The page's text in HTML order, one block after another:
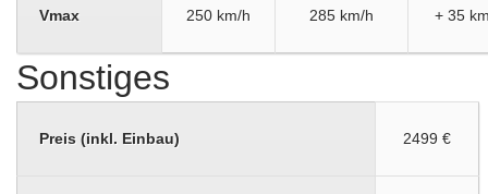
Vmax 250 km/h 285 km/h + 35
Sonstiges
Preis (inkl. Einbau) 2499 €